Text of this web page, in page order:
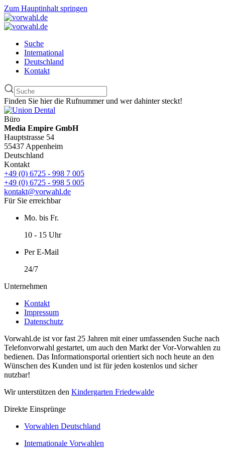
Zum Hauptinhalt springen
Suche
International
Deutschland
Kontakt
Finden Sie hier die Rufnummer und wer dahinter steckt!
Büro
Media Empire GmbH
Hauptstrasse 54
55437 Appenheim
Deutschland
Kontakt
+49 (0) 6725 - 998 7 005
+49 (0) 6725 - 998 5 005
kontakt@vorwahl.de
Für Sie erreichbar
Mo. bis Fr.
10 - 15 Uhr
Per E-Mail
24/7
Unternehmen
Kontakt
Impressum
Datenschutz
Vorwahl.de ist vor fast 25 Jahren mit einer umfassenden Suche nach
Telefonvorwahl gestartet, um auch den Markt der Vor-Vorwahlen zu
bedienen. Das Informationsportal orientiert sich noch heute an den
Wünschen des Kunden und ist für jeden kostenlos und sicher
nutzbar!
Wir unterstützen den Kindergarten Friedewalde
Direkte Einsprünge
Vorwahlen Deutschland
Internationale Vorwahlen